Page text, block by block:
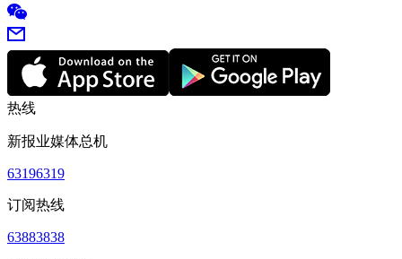
热线
新报业媒体总机
63196319
订阅热线
63883838